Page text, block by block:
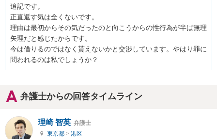
追記です。
正直返す気は全くないです。
理由は最初からその気だったのと向こうからの性行為が半ば無理
矢理だと感じたからです。
今は借りるのではなく貰えないかと交渉しています。やはり罪に
問われるのは私でしょうか？
弁護士からの回答タイムライン
理崎 智英 弁護士
東京都 > 港区